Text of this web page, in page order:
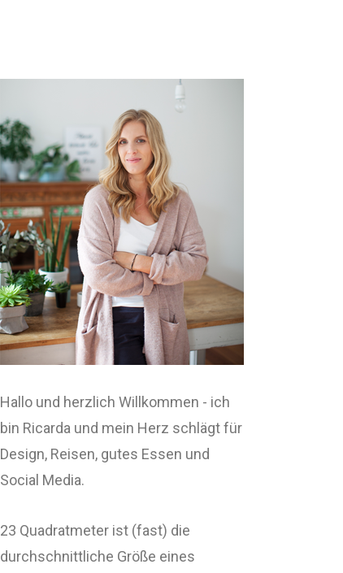
Hallo und herzlich Willkommen - ich
bin Ricarda und mein Herz schlägt für
Design, Reisen, gutes Essen und
Social Media.
23 Quadratmeter ist (fast) die
durchschnittliche Größe eines